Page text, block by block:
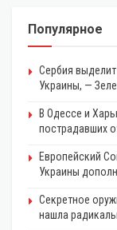
Популярное
Сербия
Украины, —
В Одессе и
пострадавших
Европейский
Украины
Секретное
нашла